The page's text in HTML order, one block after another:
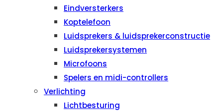
Eindversterkers
Koptelefoon
Luidsprekers & luidsprekerconstructie
Luidsprekersystemen
Microfoons
Spelers en midi-controllers
Verlichting
Lichtbesturing